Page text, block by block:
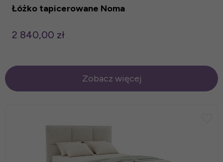
Łóżko tapicerowane Noma
2 840,00 zł
Zobacz więcej